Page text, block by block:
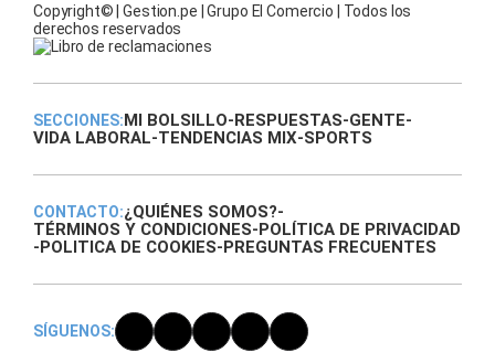
Copyright© | Gestion.pe | Grupo El Comercio | Todos los
derechos reservados
SECCIONES:MI BOLSILLO-RESPUESTAS-GENTE-
VIDA LABORAL-TENDENCIAS MIX-SPORTS
CONTACTO:¿QUIÉNES SOMOS?-
TÉRMINOS Y CONDICIONES-POLÍTICA DE PRIVACIDAD
-POLITICA DE COOKIES-PREGUNTAS FRECUENTES
SÍGUENOS: